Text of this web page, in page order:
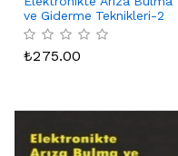
ve Giderme Teknikleri-2
₺275.00